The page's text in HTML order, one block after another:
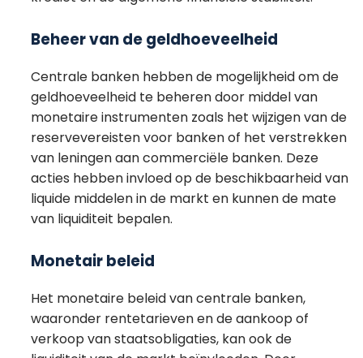
Beheer van de geldhoeveelheid
Centrale banken hebben de mogelijkheid om de
geldhoeveelheid te beheren door middel van
monetaire instrumenten zoals het wijzigen van de
reservevereisten voor banken of het verstrekken
van leningen aan commerciële banken. Deze
acties hebben invloed op de beschikbaarheid van
liquide middelen in de markt en kunnen de mate
van liquiditeit bepalen.
Monetair beleid
Het monetaire beleid van centrale banken,
waaronder rentetarieven en de aankoop of
verkoop van staatsobligaties, kan ook de